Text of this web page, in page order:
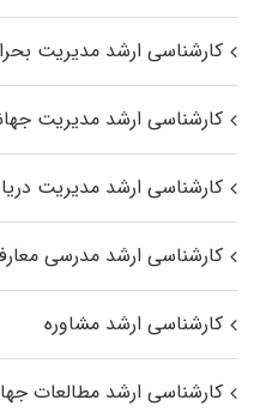
کارشناسی ارشد مدیریت
کارشناسی ارشد مدیریت
کارشناسی ارشد مدیریت
کارشناسی ارشد مدرسی
کارشناسی ارشد مشاوره
کارشناسی ارشد مطالعات